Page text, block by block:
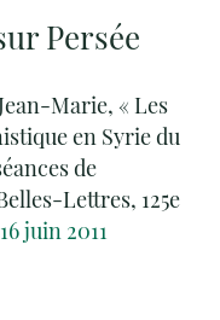
Persée
Marie, « Les
en Syrie du
de
Lettres, 125e
juin 2011